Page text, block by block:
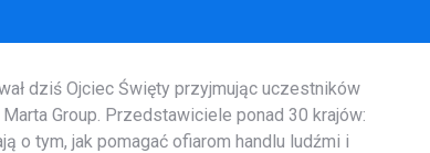
dziś Ojciec Święty przyjmując uczestników
Group. Przedstawiciele ponad 30 krajów:
o tym, jak pomagać ofiarom handlu ludźmi i